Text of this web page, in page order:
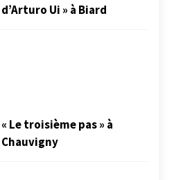
d’Arturo Ui » à Biard
« Le troisième pas » à
Chauvigny